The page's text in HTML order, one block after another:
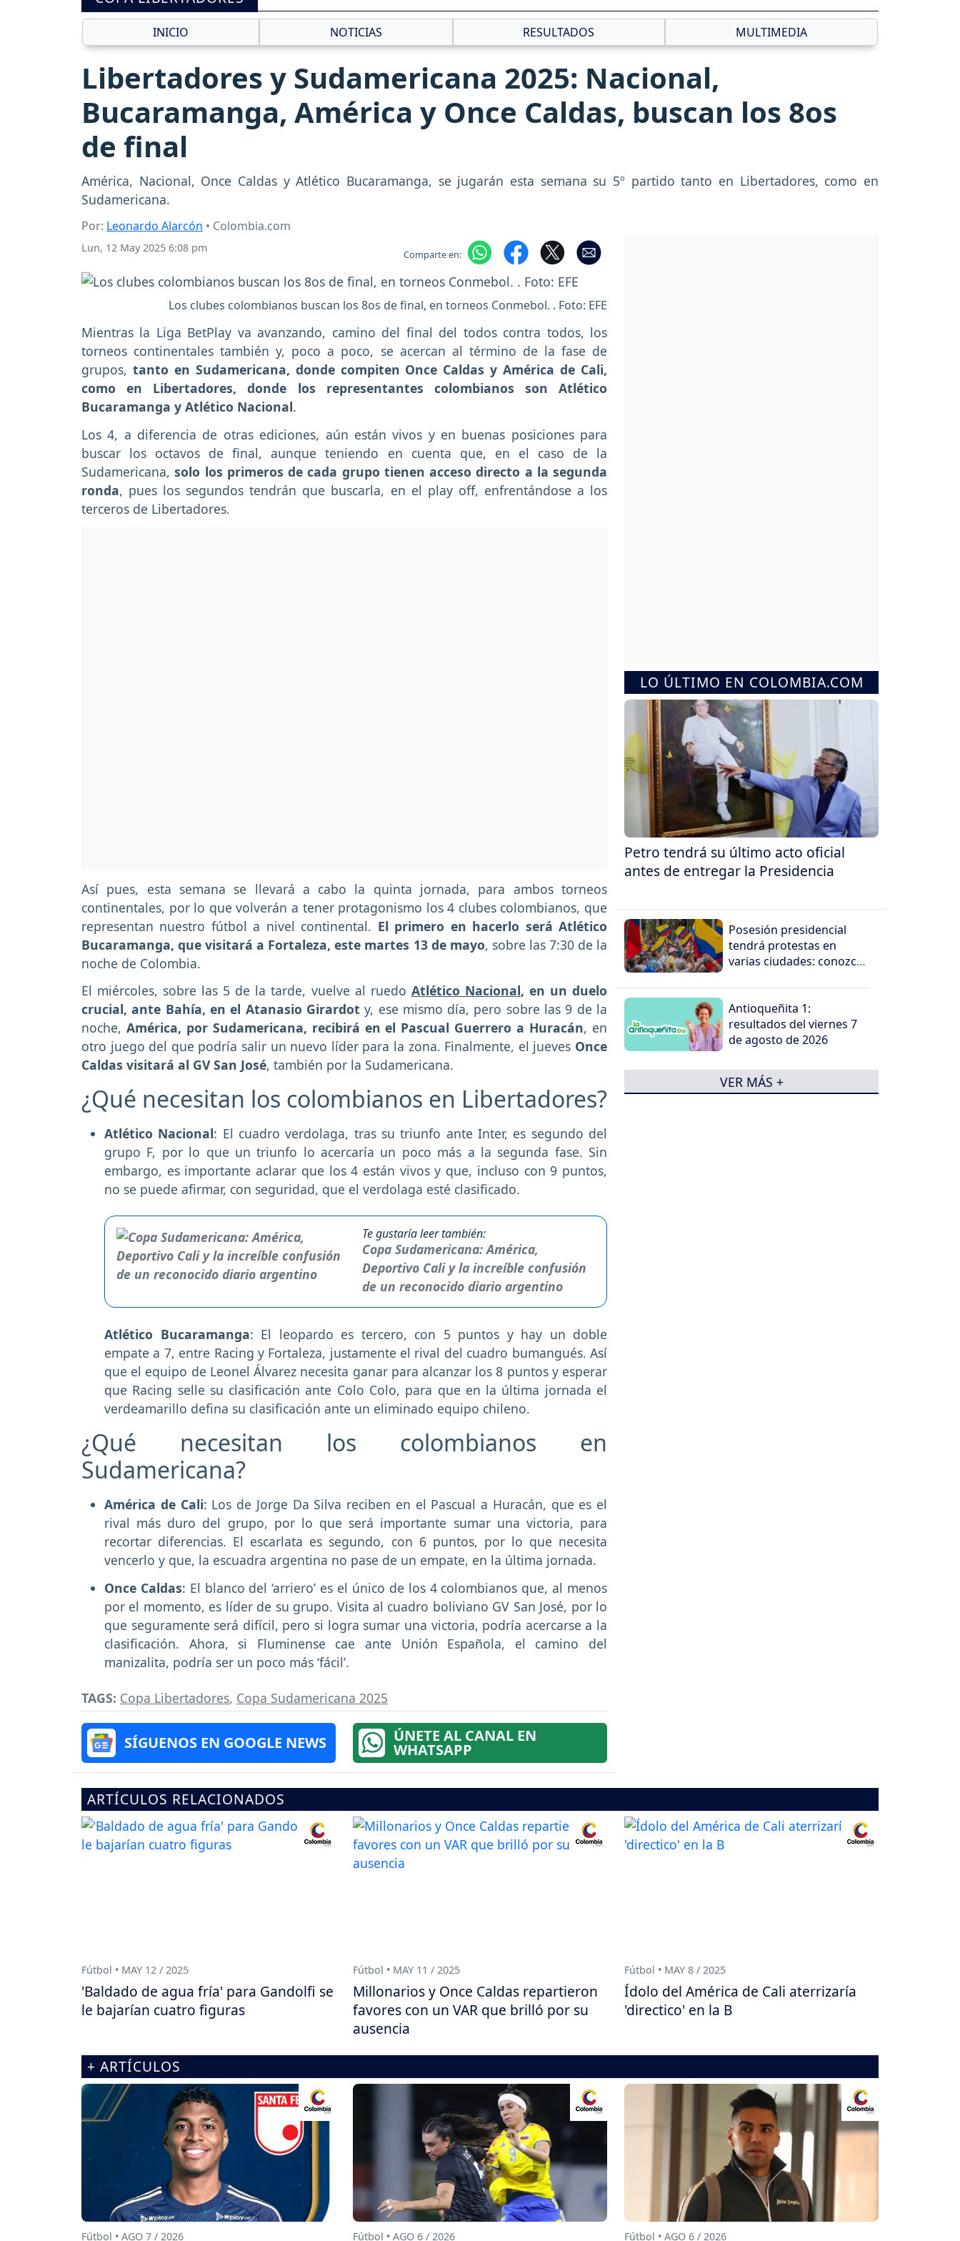
INICIO NOTICIAS RESULTADOS MULTIMEDIA
Libertadores y Sudamericana 2025: Nacional,
Bucaramanga, América y Once Caldas, buscan los 8os
de final
América, Nacional, Once Caldas y Atlético Bucaramanga, se jugarán esta semana su 5º partido tanto en Libertadores, como en
Sudamericana.
Por: Leonardo Alarcón • Colombia.com
Lun, 12 May 2025 6:08 pm Comparte en:
Los clubes colombianos buscan los 8os de final, en torneos Conmebol. . Foto: EFE
Mientras la Liga BetPlay va avanzando, camino del final del todos contra todos, los
torneos continentales también y, poco a poco, se acercan al término de la fase de
grupos, tanto en Sudamericana, donde compiten Once Caldas y América de Cali,
como en Libertadores, donde los representantes colombianos son Atlético
Bucaramanga y Atlético Nacional.
Los 4, a diferencia de otras ediciones, aún están vivos y en buenas posiciones para
buscar los octavos de final, aunque teniendo en cuenta que, en el caso de la
Sudamericana,solo los primeros de cada grupo tienen acceso directo a la segunda
ronda, pues los segundos tendrán que buscarla, en el play off, enfrentándose a los
terceros de Libertadores.
Así pues, esta semana se llevará a cabo la quinta jornada, para ambos torneos
continentales, por lo que volverán a tener protagonismo los 4 clubes colombianos, que
representan nuestro fútbol a nivel continental. El primero en hacerlo será Atlético
Bucaramanga, que visitará a Fortaleza, este martes 13 de mayo, sobre las 7:30 de la
noche de Colombia.
El miércoles, sobre las 5 de la tarde, vuelve al ruedo Atlético Nacional, en un duelo
crucial, ante Bahía, en el Atanasio Girardot y, ese mismo día, pero sobre las 9 de la
noche, América, por Sudamericana, recibirá en el Pascual Guerrero a Huracán, en
otro juego del que podría salir un nuevo líder para la zona. Finalmente, el jueves Once
Caldas visitará al GV San José, también por la Sudamericana.
¿Qué necesitan los colombianos en Libertadores?
Atlético Nacional: El cuadro verdolaga, tras su triunfo ante Inter, es segundo del
grupo F, por lo que un triunfo lo acercaría un poco más a la segunda fase. Sin
embargo, es importante aclarar que los 4 están vivos y que, incluso con 9 puntos,
no se puede afirmar, con seguridad, que el verdolaga esté clasificado.
Te gustaría leer también:
Copa Sudamericana: América,
Deportivo Cali y la increíble confusión
de un reconocido diario argentino
Atlético Bucaramanga: El leopardo es tercero, con 5 puntos y hay un doble
empate a 7, entre Racing y Fortaleza, justamente el rival del cuadro bumangués. Así
que el equipo de Leonel Álvarez necesita ganar para alcanzar los 8 puntos y esperar
que Racing selle su clasificación ante Colo Colo, para que en la última jornada el
verdeamarillo defina su clasificación ante un eliminado equipo chileno.
¿Qué necesitan los colombianos en
Sudamericana?
América de Cali: Los de Jorge Da Silva reciben en el Pascual a Huracán, que es el
rival más duro del grupo, por lo que será importante sumar una victoria, para
recortar diferencias. El escarlata es segundo, con 6 puntos, por lo que necesita
vencerlo y que, la escuadra argentina no pase de un empate, en la última jornada.
Once Caldas: El blanco del ‘arriero’ es el único de los 4 colombianos que, al menos
por el momento, es líder de su grupo. Visita al cuadro boliviano GV San José, por lo
que seguramente será difícil, pero si logra sumar una victoria, podría acercarse a la
clasificación. Ahora, si Fluminense cae ante Unión Española, el camino del
manizalita, podría ser un poco más ‘fácil’.
TAGS: Copa Libertadores, Copa Sudamericana 2025
SÍGUENOS EN GOOGLE NEWS ÚNETE AL CANAL EN
WHATSAPP
LO ÚLTIMO EN COLOMBIA.COM
Petro tendrá su último acto oficial
antes de entregar la Presidencia
Posesión presidencial
tendrá protestas en
varias ciudades: conozca
concentraciones
Antioqueñita 1:
resultados del viernes 7
de agosto de 2026
VER MÁS +
ARTÍCULOS RELACIONADOS
Fútbol • MAY 12 / 2025
'Baldado de agua fría' para Gandolfi se
le bajarían cuatro figuras
Fútbol • MAY 11 / 2025
Millonarios y Once Caldas repartieron
favores con un VAR que brilló por su
ausencia
Fútbol • MAY 8 / 2025
Ídolo del América de Cali aterrizaría
'directico' en la B
+ ARTÍCULOS
Fútbol • AGO 7 / 2026 Fútbol • AGO 6 / 2026 Fútbol • AGO 6 / 2026